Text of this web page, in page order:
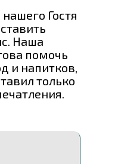
Гостя
Наша
помочь
и напитков,
только